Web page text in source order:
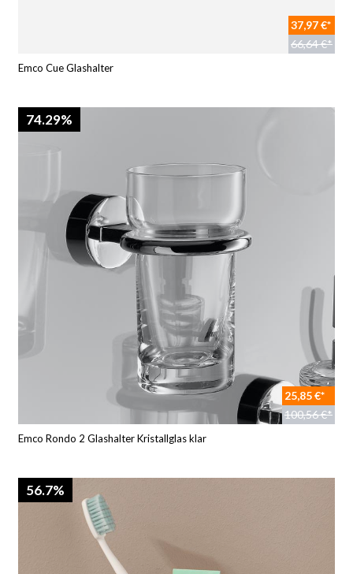
37,97 €*
66,64 €*
Emco Cue Glashalter
74.29%
25,85 €*
100,56 €*
Emco Rondo 2 Glashalter Kristallglas klar
56.7%